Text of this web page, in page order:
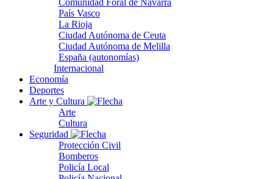
Comunidad Foral de Navarra
País Vasco
La Rioja
Ciudad Autónoma de Ceuta
Ciudad Autónoma de Melilla
España (autonomías)
Internacional
Economía
Deportes
Arte y Cultura
Arte
Cultura
Seguridad
Protección Civil
Bomberos
Policía Local